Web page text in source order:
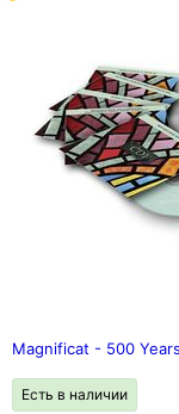
Magnificat - 500
Есть в наличии